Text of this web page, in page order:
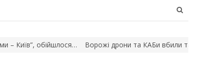
Ворожі дрони та КАБи вбили та поранили мешканців